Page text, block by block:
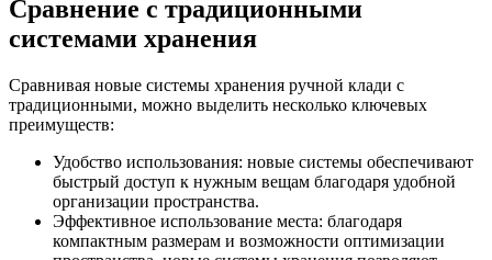
Сравнение с традиционными
системами хранения
Сравнивая новые системы хранения ручной клади с
традиционными, можно выделить несколько ключевых
преимуществ:
Удобство использования: новые системы обеспечивают
быстрый доступ к нужным вещам благодаря удобной
организации пространства.
Эффективное использование места: благодаря
компактным размерам и возможности оптимизации